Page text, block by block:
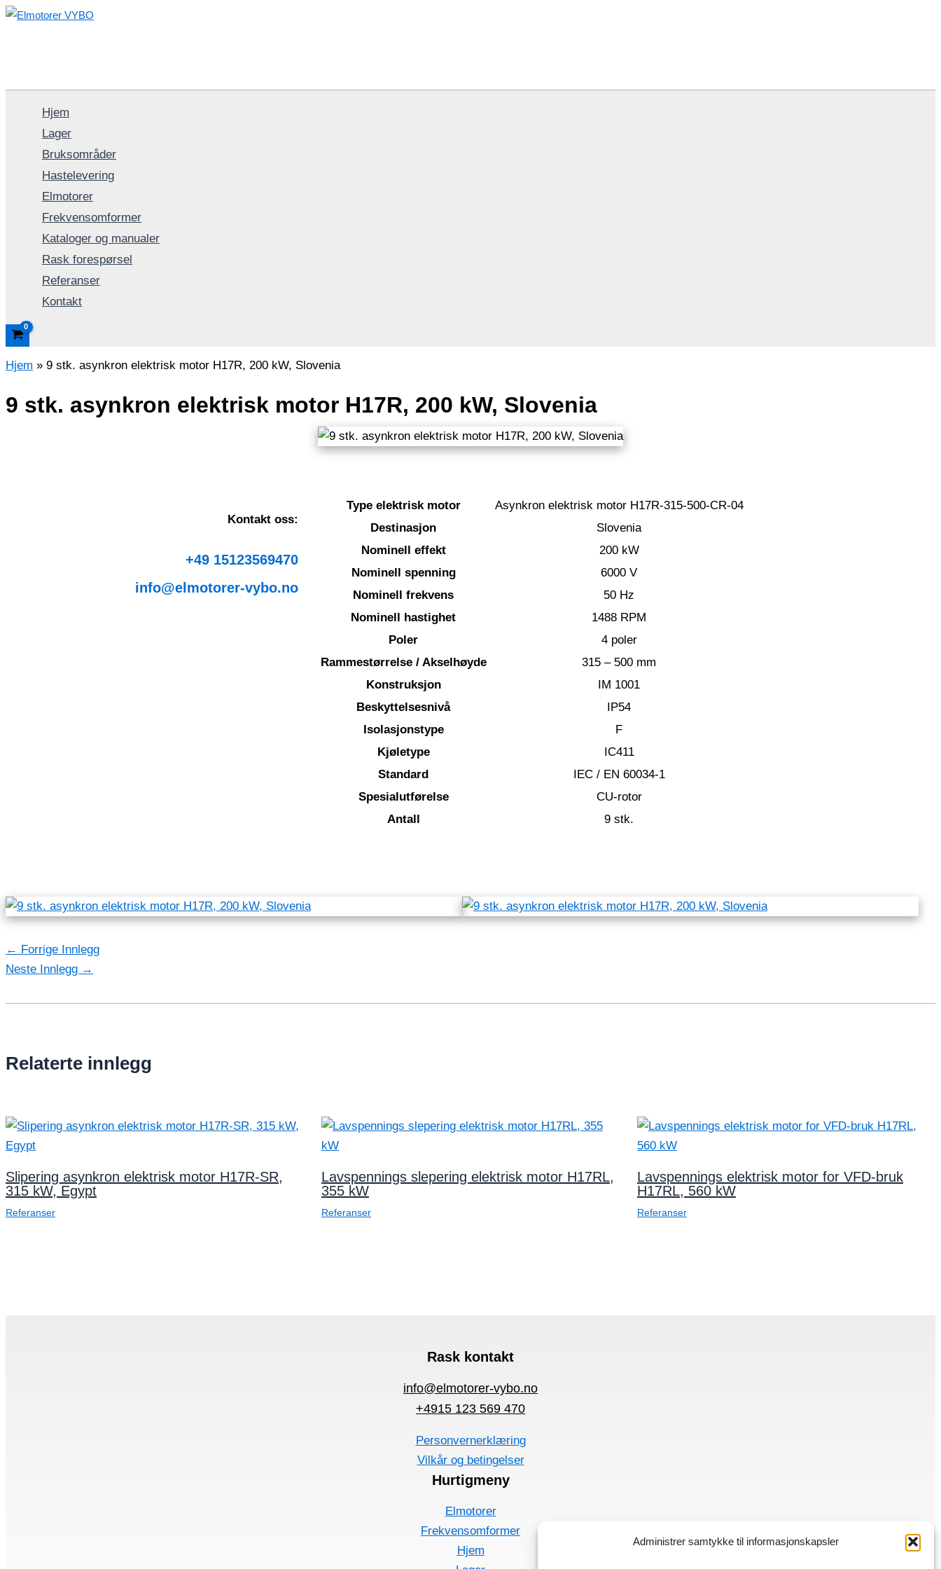
Administrer samtykke til informasjonskapsler
Hopp
Hjem
Lager
Bruksområder
Hastelevering
Elmotorer
Frekvensomformer
Kataloger og manualer
Rask forespørsel
Referanser
Kontakt
Hjem » 9 stk. asynkron elektrisk motor H17R, 200 kW, Slovenia
9 stk. asynkron elektrisk motor H17R, 200 kW, Slovenia
Kontakt oss:
+49 15123569470
info@elmotorer-vybo.no
Type elektrisk motor
Asynkron elektrisk motor H17R-315-500-CR-04
Destinasjon
Slovenia
Nominell effekt
200 kW
Nominell spenning
6000 V
Nominell frekvens
50 Hz
Nominell hastighet
1488 RPM
Poler
4 poler
Rammestørrelse / Akselhøyde
315 – 500 mm
Konstruksjon
IM 1001
Beskyttelsesnivå
IP54
Isolasjonstype
F
Kjøletype
IC411
Standard
IEC / EN 60034-1
Spesialutførelse
CU-rotor
Antall
9 stk.
← Forrige Innlegg
Neste Innlegg →
Relaterte innlegg
Slipering asynkron elektrisk motor H17R-SR,
315 kW, Egypt
Referanser
Lavspennings slepering elektrisk motor H17RL,
355 kW
Referanser
Lavspennings elektrisk motor for VFD-bruk
H17RL, 560 kW
Referanser
Rask kontakt
info@elmotorer-vybo.no
+4915 123 569 470
Personvernerklæring
Vilkår og betingelser
Hurtigmeny
Elmotorer
Frekvensomformer
Hjem